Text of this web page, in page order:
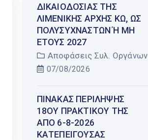
ΔΙΚΑΙΟΔΟΣΊΑΣ ΤΗΣ
ΛΙΜΕΝΙΚΉΣ ΑΡΧΉΣ ΚΩ, ΩΣ
ΠΟΛΥΣΎΧΝΑΣΤΩΝ Ή ΜΗ Έ
ΤΟΥΣ 2027
Αποφάσεις Συλ. Οργάνων
07/08/2026
ΠΊΝΑΚΑΣ ΠΕΡΊΛΗΨΗΣ
18ΟΥ ΠΡΑΚΤΙΚΟΎ ΤΗΣ
ΑΠΌ 6-8-2026
ΚΑΤΕΠΕΊΓΟΥΣΑΣ